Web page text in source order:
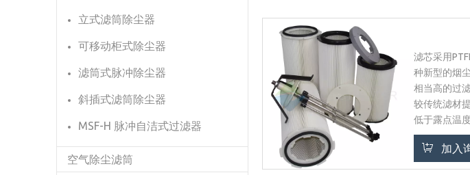
立式滤筒除尘器
可移动柜式除尘器
滤筒式脉冲除尘器
斜插式滤筒除尘器
MSF-H 脉冲自洁式过滤器
空气除尘滤筒
滤芯采用
种新型的烟
相当高的过
较传统滤材
低于露点温
加入